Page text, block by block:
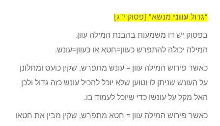
“גדול עווני מנשא” [פסוק י”ג]
בפסוק יש דו משמעות בהבנת המילה עוון.
המילה יכולה להתפרש כעוון=חטא או כעוון=עונש.
כאשר פירוש המילה עוון = עונש מתפרש, שקין כועס ומתלונן
על העונש שניתן לו וטוען שלא יוכל להכיל עונש כזה גדול ולכן
האל מקל על עונשו כדי שיוכל לעמוד בו.
כאשר פירוש המילה עוון = חטא מתפרש, שקין מבין את חטאו